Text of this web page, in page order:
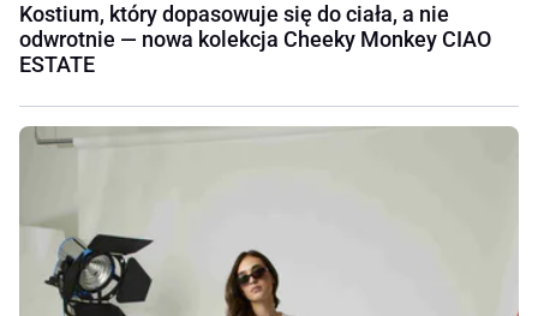
Kostium, który dopasowuje się do ciała, a nie
odwrotnie — nowa kolekcja Cheeky Monkey CIAO
ESTATE